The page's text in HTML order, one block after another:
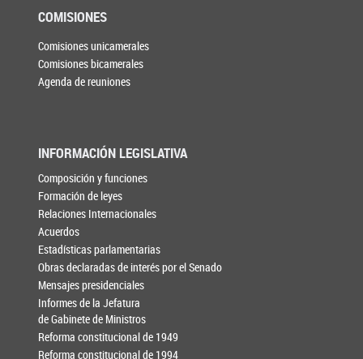
COMISIONES
Comisiones unicamerales
Comisiones bicamerales
Agenda de reuniones
INFORMACIÓN LEGISLATIVA
Composición y funciones
Formación de leyes
Relaciones Internacionales
Acuerdos
Estadísticas parlamentarias
Obras declaradas de interés por el Senado
Mensajes presidenciales
Informes de la Jefatura
de Gabinete de Ministros
Reforma constitucional de 1949
Reforma constitucional de 1994